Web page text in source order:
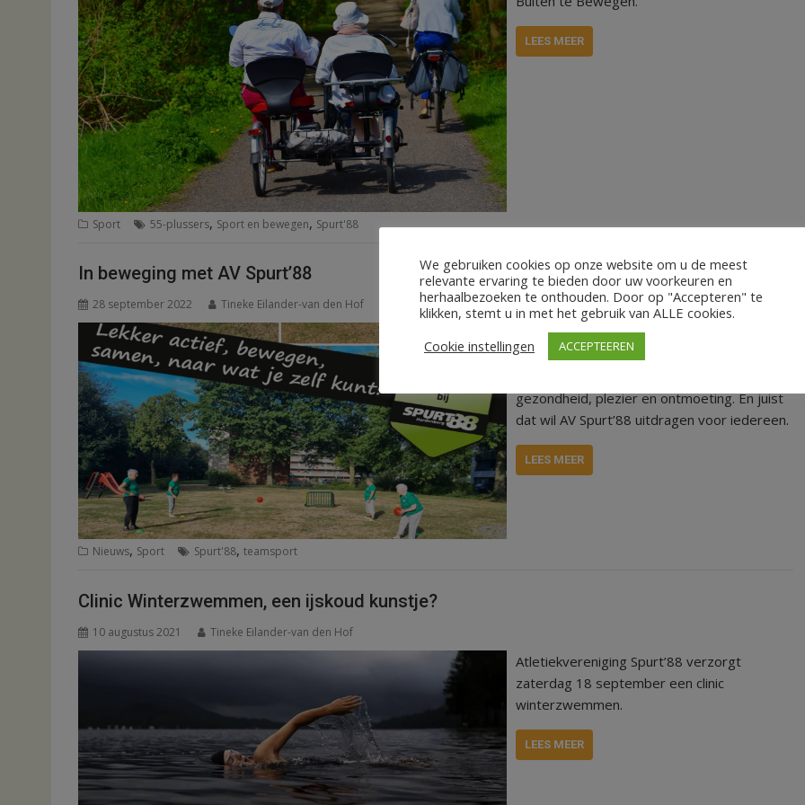
LEES MEER
Sport 55-plussers, Sport en bewegen, Spurt'88
In beweging met AV Spurt’88
28 september 2022 Tineke Eilander-van den Hof
Dit voorjaar heeft voormalig genoemde
Golden Sports groep zich gevoegd bij AV
gezondheid, plezier en ontmoeting. En juist
dat wil AV Spurt’88 uitdragen voor iedereen.
LEES MEER
Nieuws, Sport Spurt'88, teamsport
Clinic Winterzwemmen, een ijskoud kunstje?
10 augustus 2021 Tineke Eilander-van den Hof
Atletiekvereniging Spurt’88 verzorgt
zaterdag 18 september een clinic
winterzwemmen.
LEES MEER
We gebruiken cookies op onze website om u de meest
relevante ervaring te bieden door uw voorkeuren en
herhaalbezoeken te onthouden. Door op "Accepteren" te
klikken, stemt u in met het gebruik van ALLE cookies.
Cookie instellingen
ACCEPTEEREN